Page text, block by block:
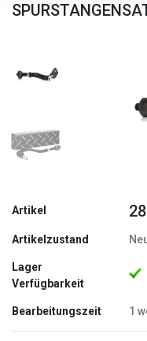
Artikel
Artikelzustand
Lager
Verfügbarkeit
Bearbeitungszeit 1